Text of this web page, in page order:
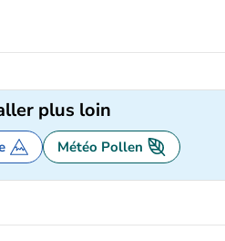
plus loin
Météo Pollen